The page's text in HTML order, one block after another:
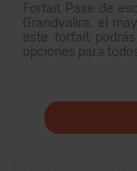
Forfait Pase de
Grandvalira, el
este forfait
opciones para